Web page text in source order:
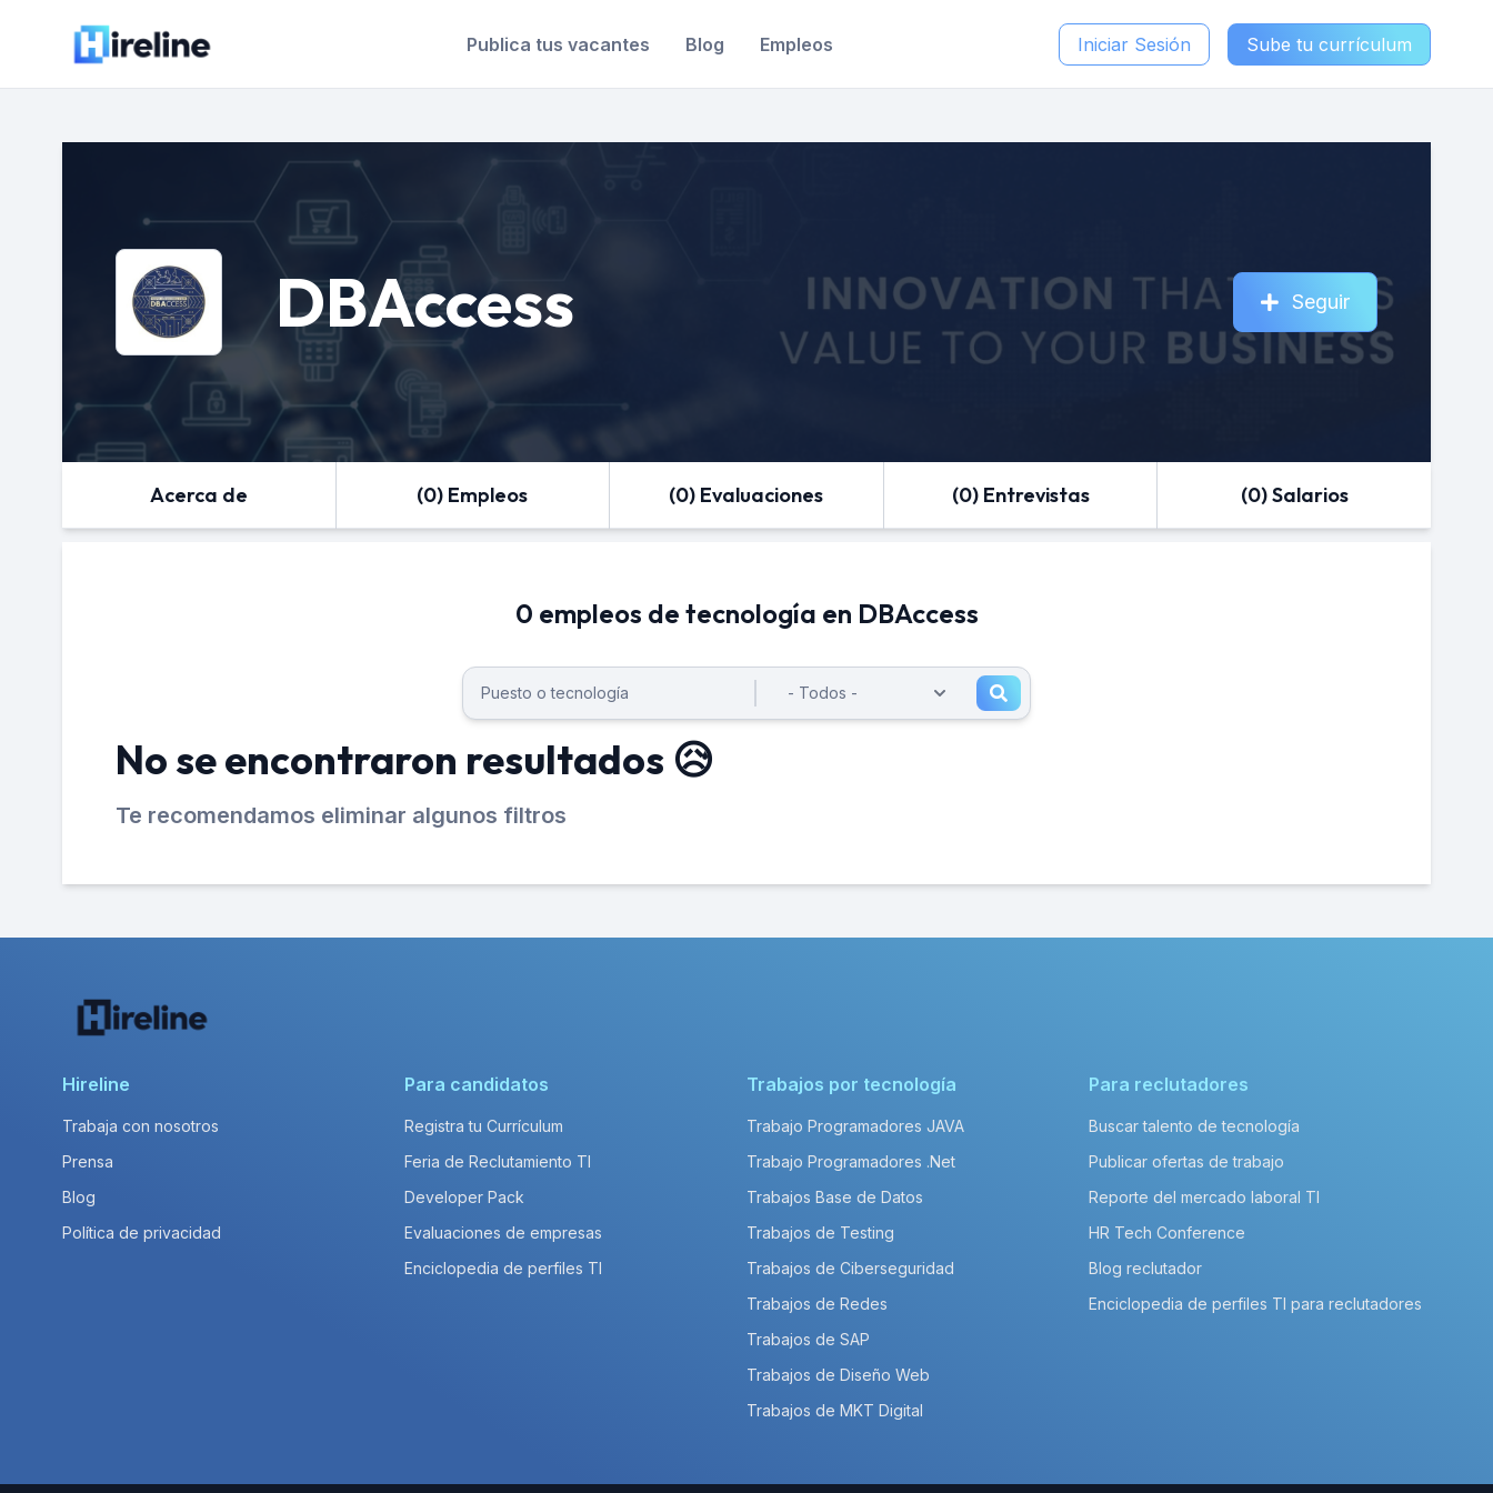
Publica tus vacantes Blog Empleos Iniciar Sesión Sube tu currículum
DBAccess Seguir
Acerca de (0) Empleos (0) Evaluaciones (0) Entrevistas (0) Salarios
0 empleos de tecnología en DBAccess
No se encontraron resultados 😥
Te recomendamos eliminar algunos filtros
Hireline
Trabaja con nosotros
Prensa
Blog
Política de privacidad
Para candidatos
Registra tu Currículum
Feria de Reclutamiento TI
Developer Pack
Evaluaciones de empresas
Enciclopedia de perfiles TI
Trabajos por tecnología
Trabajo Programadores JAVA
Trabajo Programadores .Net
Trabajos Base de Datos
Trabajos de Testing
Trabajos de Ciberseguridad
Trabajos de Redes
Trabajos de SAP
Trabajos de Diseño Web
Trabajos de MKT Digital
Para reclutadores
Buscar talento de tecnología
Publicar ofertas de trabajo
Reporte del mercado laboral TI
HR Tech Conference
Blog reclutador
Enciclopedia de perfiles TI para reclutadores